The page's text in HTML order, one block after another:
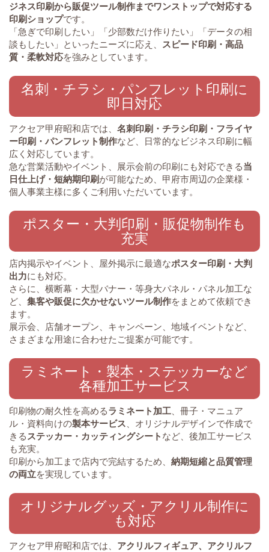
ジネス印刷から販促ツール制作までワンストップで対応する
印刷ショップです。
「急ぎで印刷したい」「少部数だけ作りたい」「データの相
談もしたい」といったニーズに応え、 スピード印刷・高品
質・柔軟対応を強みとしています。
名刺・チラシ・パンフレット印刷に
即日対応
アクセア甲府昭和店では、 名刺印刷・チラシ印刷・フライヤ
ー印刷・パンフレット制作など、日常的なビジネス印刷に幅
広く対応しています。
急な営業活動やイベント、展示会前の印刷にも対応できる当
日仕上げ・短納期印刷が可能なため、甲府市周辺の企業様・
個人事業主様に多くご利用いただいています。
ポスター・大判印刷・販促物制作も
充実
店内掲示やイベント、屋外掲示に最適なポスター印刷・大判
出力にも対応。
さらに、横断幕・大型バナー・等身大パネル・パネル加工な
ど、 集客や販促に欠かせないツール制作をまとめて依頼でき
ます。
展示会、店舗オープン、キャンペーン、地域イベントなど、
さまざまな用途に合わせたご提案が可能です。
ラミネート・製本・ステッカーなど
各種加工サービス
印刷物の耐久性を高めるラミネート加工、冊子・マニュア
ル・資料向けの製本サービス、オリジナルデザインで作成で
きるステッカー・カッティングシート など、後加工サービス
も充実。
印刷から加工まで店内で完結するため、 納期短縮と品質管理
の両立を実現しています。
オリジナルグッズ・アクリル制作に
も対応
アクセア甲府昭和店では、 アクリルフィギュア、アクリルフ